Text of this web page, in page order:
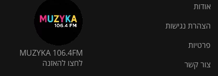
אודות
הצהרת נגישות
פרטיות
צור קשר
MUZYKA 106.4FM
לחצו להאזנה